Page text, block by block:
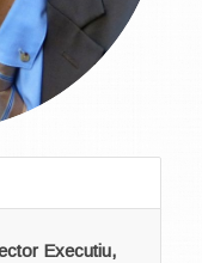
Executiu,